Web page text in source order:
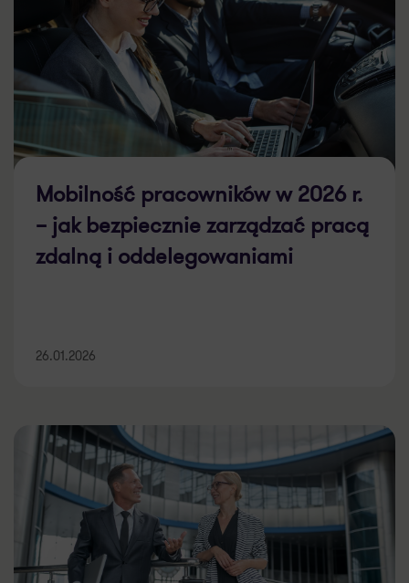
Mobilność pracowników w 2026 r.
– jak bezpiecznie zarządzać pracą
zdalną i oddelegowaniami
26.01.2026